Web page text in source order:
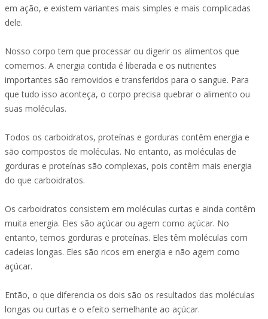
em ação, e existem variantes mais simples e mais complicadas
dele.
Nosso corpo tem que processar ou digerir os alimentos que
comemos. A energia contida é liberada e os nutrientes
importantes são removidos e transferidos para o sangue. Para
que tudo isso aconteça, o corpo precisa quebrar o alimento ou
suas moléculas.
Todos os carboidratos, proteínas e gorduras contêm energia e
são compostos de moléculas. No entanto, as moléculas de
gorduras e proteínas são complexas, pois contêm mais energia
do que carboidratos.
Os carboidratos consistem em moléculas curtas e ainda contêm
muita energia. Eles são açúcar ou agem como açúcar. No
entanto, temos gorduras e proteínas. Eles têm moléculas com
cadeias longas. Eles são ricos em energia e não agem como
açúcar.
Então, o que diferencia os dois são os resultados das moléculas
longas ou curtas e o efeito semelhante ao açúcar.